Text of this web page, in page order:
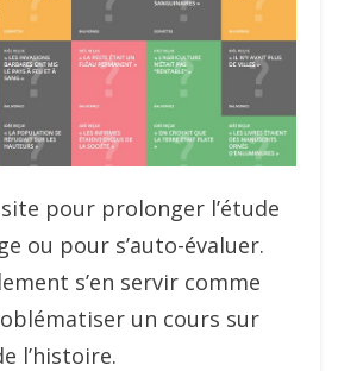
pour prolonger l’étude
ou pour s’auto-évaluer.
s’en servir comme
un cours sur
l’histoire.